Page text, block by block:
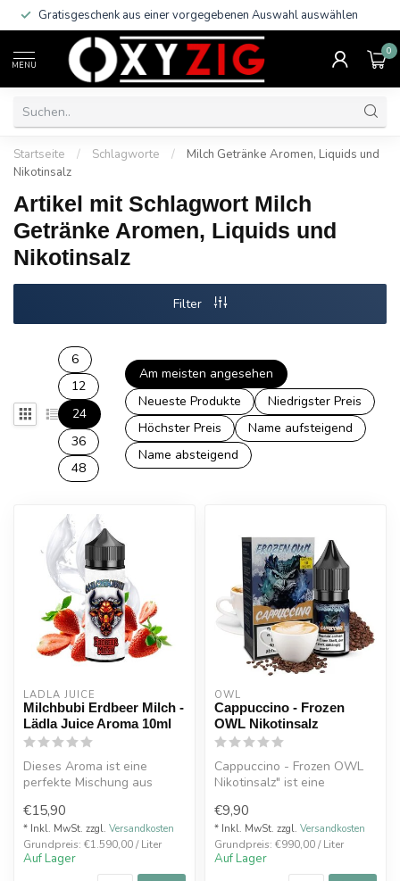
Gratisgeschenk aus einer vorgegebenen Auswahl auswählen
MENU
0
Startseite / Schlagworte /
Milch Getränke Aromen, Liquids und
Nikotinsalz
Artikel mit Schlagwort Milch
Getränke Aromen, Liquids und
Nikotinsalz
Filter
6
12
24
36
48
Am meisten angesehen
Neueste Produkte
Niedrigster Preis
Höchster Preis
Name aufsteigend
Name absteigend
LÄDLA JUICE
Milchbubi Erdbeer Milch -
Lädla Juice Aroma 10ml
Dieses Aroma ist eine
perfekte Mischung aus
Milch!
€15,90
* Inkl. MwSt. zzgl. Versandkosten
Grundpreis: €1.590,00 / Liter
Auf Lager
OWL
Cappuccino - Frozen
OWL Nikotinsalz
Cappuccino - Frozen OWL
Nikotinsalz" ist eine
aromat...
€9,90
* Inkl. MwSt. zzgl. Versandkosten
Grundpreis: €990,00 / Liter
Auf Lager